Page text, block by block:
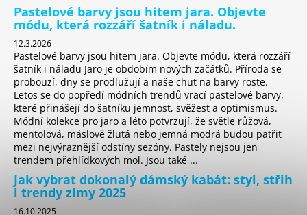
Pastelové barvy jsou hitem jara. Objevte
módu, která rozzáří šatník i náladu.
12.3.2026
Pastelové barvy jsou hitem jara. Objevte módu, která rozzáří
šatník i náladu Jaro je obdobím nových začátků. Příroda se
probouzí, dny se prodlužují a naše chuť na barvy roste.
Letos se do popředí módních trendů vrací pastelové barvy,
které přinášejí do šatníku jemnost, svěžest a optimismus.
Módní kolekce pro jaro a léto potvrzují, že světle růžová,
mentolová, máslově žlutá nebo jemná modrá budou patřit
mezi nejvýraznější odstíny sezóny. Pastely nejsou jen
trendem přehlídkových mol. Jsou také ...
Jak vybrat dokonalý dámský kabát: styl, střih
i trendy zimy 2025
16.10.2025